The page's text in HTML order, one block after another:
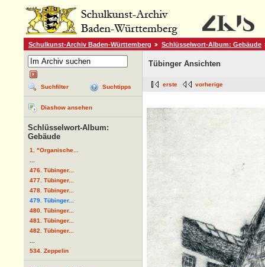
Schulkunst-Archiv Baden-Württemberg Schlüsselwort-Album: Gebäude
Suchfilter Suchtipps
Diashow ansehen
Schlüsselwort-Album:
Gebäude
1. "Organische...
476. Tübinger...
477. Tübinger...
478. Tübinger...
479. Tübinger...
480. Tübinger...
481. Tübinger...
482. Tübinger...
534. Zeppelin
Tübinger Ansichten
erste vorherige